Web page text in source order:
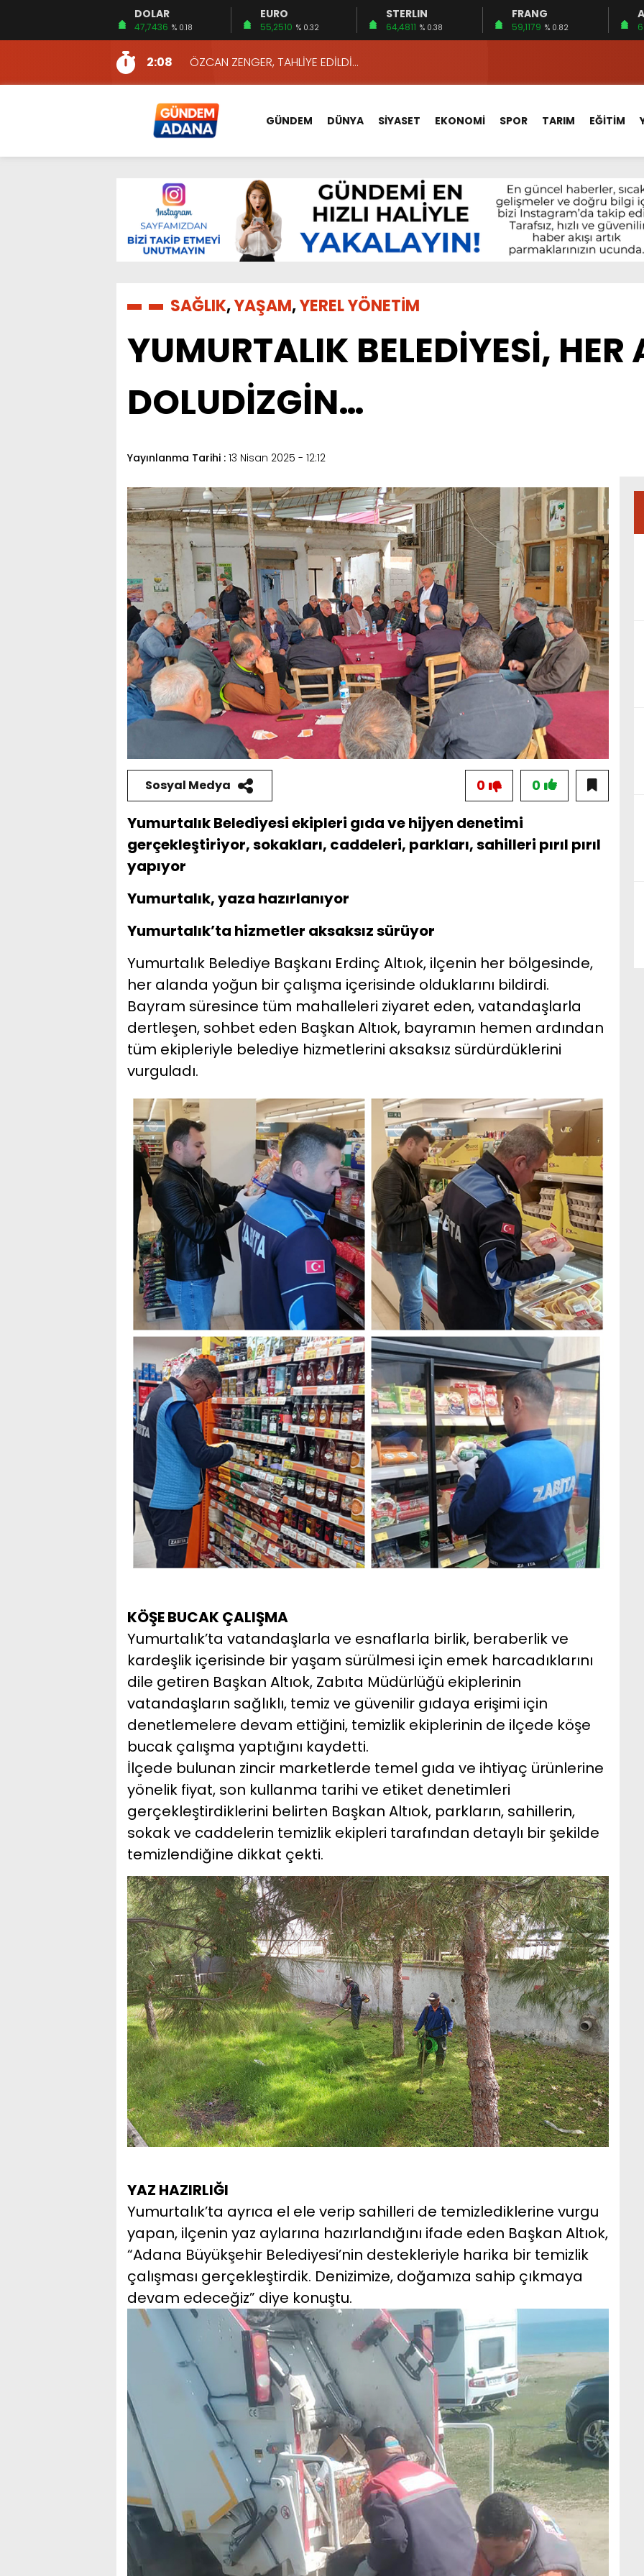
DOLAR
47,7436 % 0.18
EURO
55,2510 % 0.32
STERLIN
64,4811 % 0.38
FRANG
59,1179 % 0.82
13:10
İKİNCİ 500’DE ADANA’DAN 15 FİRMA
13:16
2:08
ÖZCAN ZENGER, TAHLİYE EDİLDİ…
16:00
AKILLI MERCEK HERKES İÇİN UYGUN MU?
10:06
ADANA’DAKİ CİNAYETLER MECLİSTE KONUŞULDU
13:54
NACAR: ESNAFIN SAĞLIK HİZMETLERİNİ KONUŞTUK
13:19
NACAR, DAHA İYİ SAĞLIK HİZMETLERİ İÇİN SAHADA
SULAMA KANALLARINDAKİ BOĞULMALARI ÖNLEMEK İÇİN GÖRÜŞTÜLER…
14:24
HERKES İÇİN ERİŞİLEBİLİR BEYİN SAĞLIĞI!
14:22
EMEKLİLER EN DÜŞÜK EMEKLİ AYLIĞININ 40 BİN LİRA OLMASINI İSTİYOR!
13:10
İKİNCİ 500’DE ADANA’DAN 15 FİRMA
GÜNDEM DÜNYA SİYASET EKONOMİ SPOR TARIM EĞİTİM
SAĞLIK,YAŞAM,YEREL YÖNETİM
YUMURTALIK BELEDİYESİ,
DOLUDİZGİN…
Yayınlanma Tarihi : 13 Nisan 2025 - 12:12
Sosyal Medya 0
0
Yumurtalık Belediyesi ekipleri gıda ve hijyen denetimi
gerçekleştiriyor, sokakları, caddeleri, parkları, sahilleri pırıl pırıl
yapıyor
Yumurtalık, yaza hazırlanıyor
Yumurtalık’ta hizmetler aksaksız sürüyor
Yumurtalık Belediye Başkanı Erdinç Altıok, ilçenin her bölgesinde,
her alanda yoğun bir çalışma içerisinde olduklarını bildirdi.
Bayram süresince tüm mahalleleri ziyaret eden, vatandaşlarla
dertleşen, sohbet eden Başkan Altıok, bayramın hemen ardından
tüm ekipleriyle belediye hizmetlerini aksaksız sürdürdüklerini
vurguladı.
KÖŞE BUCAK ÇALIŞMA
Yumurtalık’ta vatandaşlarla ve esnaflarla birlik, beraberlik ve
kardeşlik içerisinde bir yaşam sürülmesi için emek harcadıklarını
dile getiren Başkan Altıok, Zabıta Müdürlüğü ekiplerinin
vatandaşların sağlıklı, temiz ve güvenilir gıdaya erişimi için
denetlemelere devam ettiğini, temizlik ekiplerinin de ilçede köşe
bucak çalışma yaptığını kaydetti.
İlçede bulunan zincir marketlerde temel gıda ve ihtiyaç ürünlerine
yönelik fiyat, son kullanma tarihi ve etiket denetimleri
gerçekleştirdiklerini belirten Başkan Altıok, parkların, sahillerin,
sokak ve caddelerin temizlik ekipleri tarafından detaylı bir şekilde
temizlendiğine dikkat çekti.
YAZ HAZIRLIĞI
Yumurtalık’ta ayrıca el ele verip sahilleri de temizlediklerine vurgu
yapan, ilçenin yaz aylarına hazırlandığını ifade eden Başkan Altıok,
“Adana Büyükşehir Belediyesi’nin destekleriyle harika bir temizlik
çalışması gerçekleştirdik. Denizimize, doğamıza sahip çıkmaya
devam edeceğiz” diye konuştu.